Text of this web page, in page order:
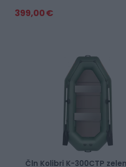
399,00 €
Čln Kolibri K-300CTP